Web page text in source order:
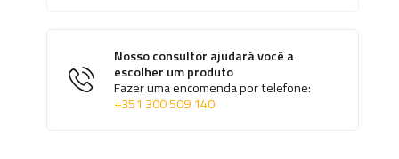
Nosso consultor ajudará você a
escolher um produto
Fazer uma encomenda por telefone:
+351 300 509 140